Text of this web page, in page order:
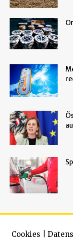
Cookies